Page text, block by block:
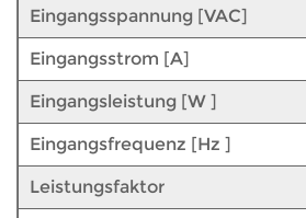
Eingangsspannung [VAC]
Eingangsstrom [A]
Eingangsleistung [W ]
Eingangsfrequenz [Hz ]
Leistungsfaktor